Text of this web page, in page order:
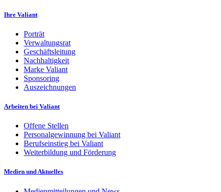
Ihre Valiant
Porträt
Verwaltungsrat
Geschäftsleitung
Nachhaltigkeit
Marke Valiant
Sponsoring
Auszeichnungen
Arbeiten bei Valiant
Offene Stellen
Personalgewinnung bei Valiant
Berufseinstieg bei Valiant
Weiterbildung und Förderung
Medien und Aktuelles